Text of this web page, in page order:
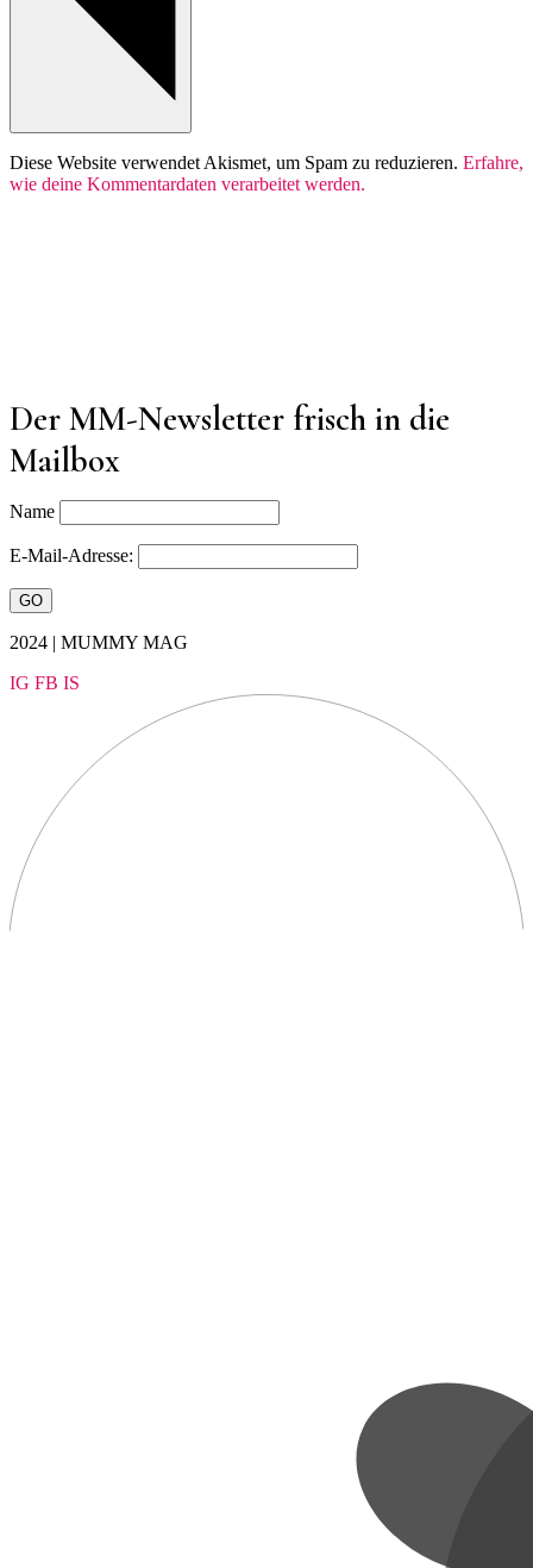
Diese Website verwendet Akismet, um Spam zu reduzieren. Erfahre,
wie deine Kommentardaten verarbeitet werden.
Der MM-Newsletter frisch in die
Mailbox
Name
E-Mail-Adresse:
2024 | MUMMY MAG
IG FB IS